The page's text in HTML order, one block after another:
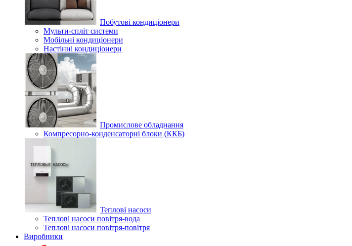
Побутові кондиціонери
Мульти-спліт системи
Мобільні кондиціонери
Настінні кондиціонери
Промислове обладнання
Компресорно-конденсаторні блоки (ККБ)
Теплові насоси
Теплові насоси повітря-вода
Теплові насоси повітря-повітря
Виробники